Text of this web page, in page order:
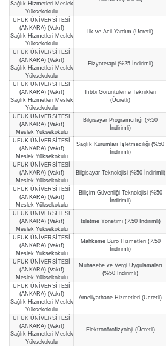
Sağlık Hizmetleri Meslek
Yüksekokulu
UFUK ÜNİVERSİTESİ
(ANKARA) (Vakıf)
Sağlık Hizmetleri Meslek
Yüksekokulu
İlk ve Acil Yardım (Ücretli)
UFUK ÜNİVERSİTESİ
(ANKARA) (Vakıf)
Sağlık Hizmetleri Meslek
Yüksekokulu
Fizyoterapi (%25 İndirimli)
UFUK ÜNİVERSİTESİ
(ANKARA) (Vakıf)
Sağlık Hizmetleri Meslek
Yüksekokulu
Tıbbi Görüntüleme Teknikleri
(Ücretli)
UFUK ÜNİVERSİTESİ
(ANKARA) (Vakıf)
Meslek Yüksekokulu
Bilgisayar Programcılığı (%50
İndirimli)
UFUK ÜNİVERSİTESİ
(ANKARA) (Vakıf)
Meslek Yüksekokulu
Sağlık Kurumları İşletmeciliği (%50
İndirimli)
UFUK ÜNİVERSİTESİ
(ANKARA) (Vakıf)
Meslek Yüksekokulu
Bilgisayar Teknolojisi (%50 İndirimli)
UFUK ÜNİVERSİTESİ
(ANKARA) (Vakıf)
Meslek Yüksekokulu
Bilişim Güvenliği Teknolojisi (%50
İndirimli)
UFUK ÜNİVERSİTESİ
(ANKARA) (Vakıf)
Meslek Yüksekokulu
İşletme Yönetimi (%50 İndirimli)
UFUK ÜNİVERSİTESİ
(ANKARA) (Vakıf)
Meslek Yüksekokulu
Mahkeme Büro Hizmetleri (%50
İndirimli)
UFUK ÜNİVERSİTESİ
(ANKARA) (Vakıf)
Meslek Yüksekokulu
Muhasebe ve Vergi Uygulamaları
(%50 İndirimli)
UFUK ÜNİVERSİTESİ
(ANKARA) (Vakıf)
Sağlık Hizmetleri Meslek
Yüksekokulu
Ameliyathane Hizmetleri (Ücretli)
UFUK ÜNİVERSİTESİ
(ANKARA) (Vakıf)
Sağlık Hizmetleri Meslek
Yüksekokulu
Elektronörofizyoloji (Ücretli)